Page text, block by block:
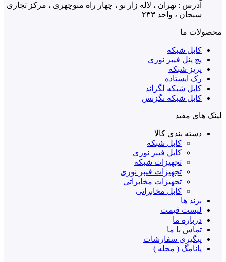
آدرس : تهران ، لاله زار نو ، چهار راه منوچهری ، مرکز تجاری
سبحان ، واحد ۲۳۳
محصولات ما
کابل شبکه
پچ پنل فیبر نوری
پریز شبکه
رک ایستاده
کابل شبکه لگراند
کابل شبکه نگزنس
لینک های مفید
دسته بندی کالا
کابل شبکه
کابل فیبر نوری
تجهیزات شبکه
تجهیزات فیبر نوری
تجهیزات مخابراتی
کابل مخابراتی
برند ها
لیست قیمت
درباره ما
تماس با ما
پیگیری سفارشات
پانامگ ( مجله )